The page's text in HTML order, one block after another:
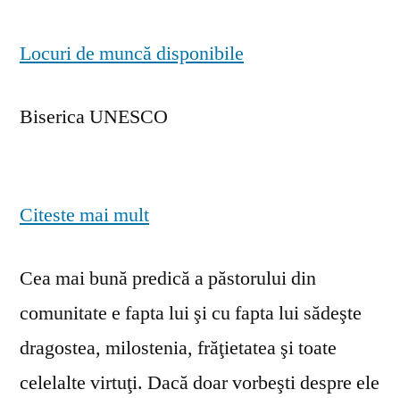
Locuri de muncă disponibile
Biserica UNESCO
Citeste mai mult
Cea mai bună predică a păstorului din
comunitate e fapta lui şi cu fapta lui sădeşte
dragostea, milostenia, frăţietatea şi toate
celelalte virtuţi. Dacă doar vorbeşti despre ele